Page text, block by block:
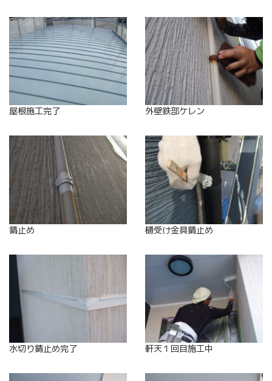
屋根施工完了 外壁鉄部ケレン
錆止め 樋受け金具錆止め
水切り錆止め完了 軒天１回目施工中